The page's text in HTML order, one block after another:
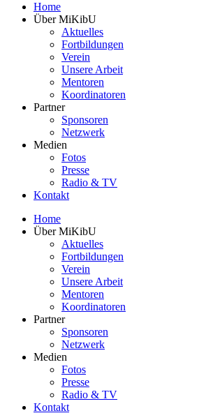
Home
Über MiKibU
Aktuelles
Fortbildungen
Verein
Unsere Arbeit
Mentoren
Koordinatoren
Partner
Sponsoren
Netzwerk
Medien
Fotos
Presse
Radio & TV
Kontakt
Home
Über MiKibU
Aktuelles
Fortbildungen
Verein
Unsere Arbeit
Mentoren
Koordinatoren
Partner
Sponsoren
Netzwerk
Medien
Fotos
Presse
Radio & TV
Kontakt